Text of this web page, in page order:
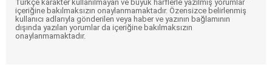
Türkçe karakter kullanılmayan ve büyük harflerle yazılmış yorumlar
içeriğine bakılmaksızın onaylanmamaktadır. Özensizce belirlenmiş
kullanıcı adlarıyla gönderilen veya haber ve yazının bağlamının
dışında yazılan yorumlar da içeriğine bakılmaksızın
onaylanmamaktadır.